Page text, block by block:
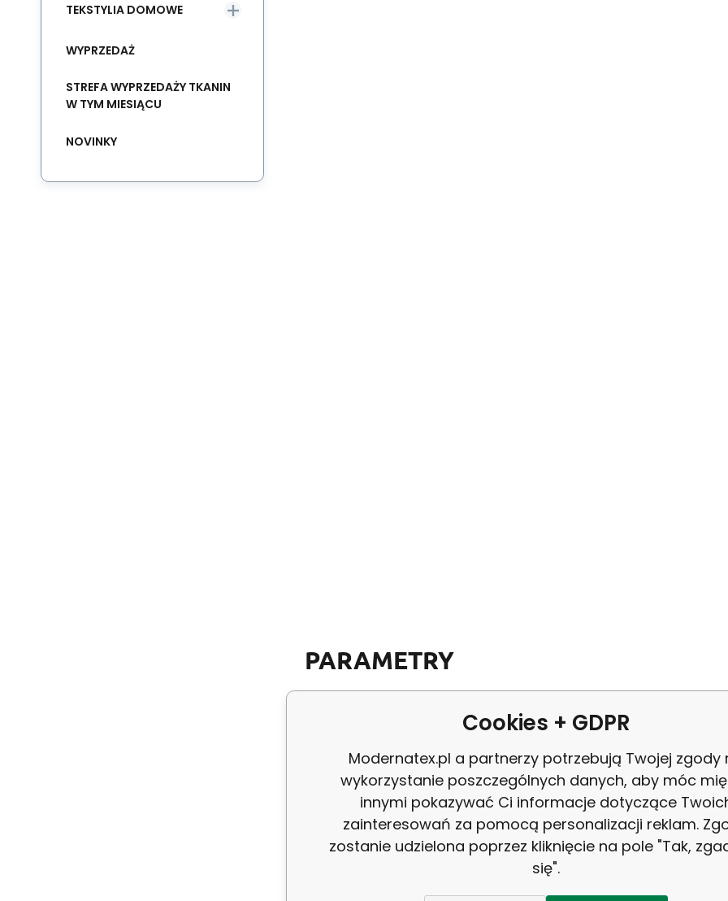
PARAMETRY
Kod: VELURTISK401067-107
ean: 8595721022766
TEKSTYLIA DOMOWE
WYPRZEDAŻ
STREFA WYPRZEDAŻY TKANIN
W TYM MIESIĄCU
NOVINKY
Cookies + GDPR
Modernatex.pl a partnerzy potrzebują Twojej zgody
wykorzystanie poszczególnych danych, aby móc
innymi pokazywać Ci informacje dotyczące
zainteresowań za pomocą personalizacji reklam.
zostanie udzielona poprzez kliknięcie na pole "Tak,
się".